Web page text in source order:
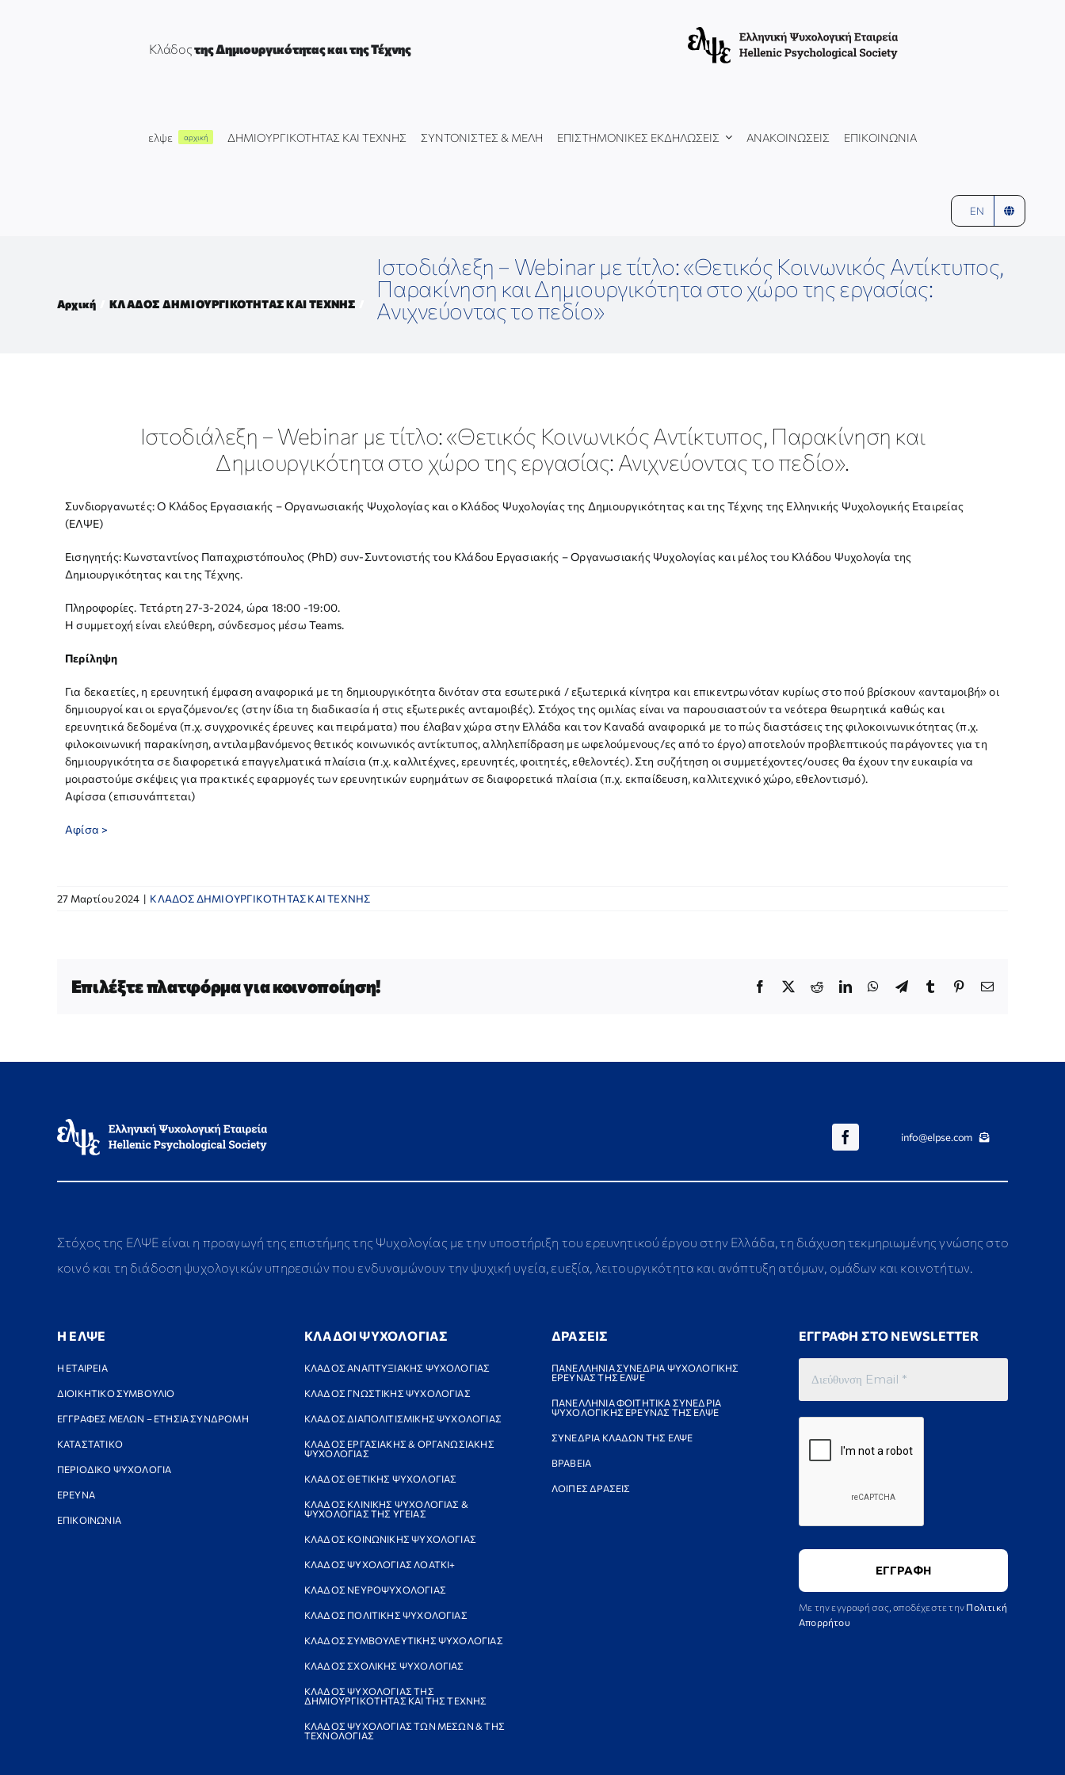
Κλάδοςτης Δημιουργικότητας και της Τέχνης
ελψε αρχική ΔΗΜΙΟΥΡΓΙΚΟΤΗΤΑΣ ΚΑΙ ΤΕΧΝΗΣ ΣΥΝΤΟΝΙΣΤΕΣ & ΜΕΛΗ ΕΠΙΣΤΗΜΟΝΙΚΕΣ ΕΚΔΗΛΩΣΕΙΣ ΑΝΑΚΟΙΝΩΣΕΙΣ ΕΠΙΚΟΙΝΩΝΙΑ
EN
Ιστοδιάλεξη – Webinar με τίτλο: «Θετικός Κοινωνικός Αντίκτυπος,
Παρακίνηση και Δημιουργικότητα στο χώρο της εργασίας:
Ανιχνεύοντας το πεδίο»
Αρχική ΚΛΑΔΟΣ ΔΗΜΙΟΥΡΓΙΚΟΤΗΤΑΣ ΚΑΙ ΤΕΧΝΗΣ
Ιστοδιάλεξη – Webinar με τίτλο: «Θετικός Κοινωνικός Αντίκτυπος, Παρακίνηση και
Δημιουργικότητα στο χώρο της εργασίας: Ανιχνεύοντας το πεδίο».
Συνδιοργανωτές: Ο Κλάδος Εργασιακής – Οργανωσιακής Ψυχολογίας και ο Κλάδος Ψυχολογίας της Δημιουργικότητας και της Τέχνης της Ελληνικής Ψυχολογικής Εταιρείας
(ΕΛΨΕ)
Εισηγητής: Κωνσταντίνος Παπαχριστόπουλος (PhD) συν-Συντονιστής του Κλάδου Εργασιακής – Οργανωσιακής Ψυχολογίας και μέλος του Κλάδου Ψυχολογία της
Δημιουργικότητας και της Τέχνης.
Πληροφορίες. Τετάρτη 27-3-2024, ώρα 18:00 -19:00.
Η συμμετοχή είναι ελεύθερη, σύνδεσμος μέσω Teams.
Περίληψη
Για δεκαετίες, η ερευνητική έμφαση αναφορικά με τη δημιουργικότητα δινόταν στα εσωτερικά / εξωτερικά κίνητρα και επικεντρωνόταν κυρίως στο πού βρίσκουν «ανταμοιβή» οι
δημιουργοί και οι εργαζόμενοι/ες (στην ίδια τη διαδικασία ή στις εξωτερικές ανταμοιβές). Στόχος της ομιλίας είναι να παρουσιαστούν τα νεότερα θεωρητικά καθώς και
ερευνητικά δεδομένα (π.χ. συγχρονικές έρευνες και πειράματα) που έλαβαν χώρα στην Ελλάδα και τον Καναδά αναφορικά με το πώς διαστάσεις της φιλοκοινωνικότητας (π.χ.
φιλοκοινωνική παρακίνηση, αντιλαμβανόμενος θετικός κοινωνικός αντίκτυπος, αλληλεπίδραση με ωφελούμενους/ες από το έργο) αποτελούν προβλεπτικούς παράγοντες για τη
δημιουργικότητα σε διαφορετικά επαγγελματικά πλαίσια (π.χ. καλλιτέχνες, ερευνητές, φοιτητές, εθελοντές). Στη συζήτηση οι συμμετέχοντες/ουσες θα έχουν την ευκαιρία να
μοιραστούμε σκέψεις για πρακτικές εφαρμογές των ερευνητικών ευρημάτων σε διαφορετικά πλαίσια (π.χ. εκπαίδευση, καλλιτεχνικό χώρο, εθελοντισμό).
Αφίσσα (επισυνάπτεται)
Αφίσα >
27 Μαρτίου 2024 | ΚΛΑΔΟΣ ΔΗΜΙΟΥΡΓΙΚΟΤΗΤΑΣ ΚΑΙ ΤΕΧΝΗΣ
Επιλέξτε πλατφόρμα για κοινοποίηση! Facebook
X RedditLinkedInWhatsApp
TelegramTumblr PinterestEmail
info@elpse.com
Στόχος της ΕΛΨΕ είναι η προαγωγή της επιστήμης της Ψυχολογίας με την υποστήριξη του ερευνητικού έργου στην Ελλάδα, τη διάχυση τεκμηριωμένης γνώσης στο
κοινό και τη διάδοση ψυχολογικών υπηρεσιών που ενδυναμώνουν την ψυχική υγεία, ευεξία, λειτουργικότητα και ανάπτυξη ατόμων, ομάδων και κοινοτήτων.
Η ΕΛΨΕ
Η ΕΤΑΙΡΕΙΑ
ΔΙΟΙΚΗΤΙΚΟ ΣΥΜΒΟΥΛΙΟ
ΕΓΓΡΑΦΕΣ ΜΕΛΩΝ – ΕΤΗΣΙΑ ΣΥΝΔΡΟΜΗ
ΚΑΤΑΣΤΑΤΙΚΟ
ΠΕΡΙΟΔΙΚΟ ΨΥΧΟΛΟΓΙΑ
ΕΡΕΥΝΑ
ΕΠΙΚΟΙΝΩΝΙΑ
ΚΛΑΔΟΙ ΨΥΧΟΛΟΓΙΑΣ
ΚΛΑΔΟΣ ΑΝΑΠΤΥΞΙΑΚΗΣ ΨΥΧΟΛΟΓΙΑΣ
ΚΛΑΔΟΣ ΓΝΩΣΤΙΚΗΣ ΨΥΧΟΛΟΓΙΑΣ
ΚΛΑΔΟΣ ΔΙΑΠΟΛΙΤΙΣΜΙΚΗΣ ΨΥΧΟΛΟΓΙΑΣ
ΚΛΑΔΟΣ ΕΡΓΑΣΙΑΚΗΣ & ΟΡΓΑΝΩΣΙΑΚΗΣ
ΨΥΧΟΛΟΓΙΑΣ
ΚΛΑΔΟΣ ΘΕΤΙΚΗΣ ΨΥΧΟΛΟΓΙΑΣ
ΚΛΑΔΟΣ ΚΛΙΝΙΚΗΣ ΨΥΧΟΛΟΓΙΑΣ &
ΨΥΧΟΛΟΓΙΑΣ ΤΗΣ ΥΓΕΙΑΣ
ΚΛΑΔΟΣ ΚΟΙΝΩΝΙΚΗΣ ΨΥΧΟΛΟΓΙΑΣ
ΚΛΑΔΟΣ ΨΥΧΟΛΟΓΙΑΣ ΛΟΑΤΚΙ+
ΚΛΑΔΟΣ ΝΕΥΡΟΨΥΧΟΛΟΓΙΑΣ
ΚΛΑΔΟΣ ΠΟΛΙΤΙΚΗΣ ΨΥΧΟΛΟΓΙΑΣ
ΚΛΑΔΟΣ ΣΥΜΒΟΥΛΕΥΤΙΚΗΣ ΨΥΧΟΛΟΓΙΑΣ
ΚΛΑΔΟΣ ΣΧΟΛΙΚΗΣ ΨΥΧΟΛΟΓΙΑΣ
ΚΛΑΔΟΣ ΨΥΧΟΛΟΓΙΑΣ ΤΗΣ
ΔΗΜΙΟΥΡΓΙΚΟΤΗΤΑΣ ΚΑΙ ΤΗΣ ΤΕΧΝΗΣ
ΚΛΑΔΟΣ ΨΥΧΟΛΟΓΙΑΣ ΤΩΝ ΜΕΣΩΝ & ΤΗΣ
ΤΕΧΝΟΛΟΓΙΑΣ
ΔΡΑΣΕΙΣ
ΠΑΝΕΛΛΗΝΙΑ ΣΥΝΕΔΡΙΑ ΨΥΧΟΛΟΓΙΚΗΣ
ΕΡΕΥΝΑΣ ΤΗΣ ΕΛΨΕ
ΠΑΝΕΛΛΗΝΙΑ ΦΟΙΤΗΤΙΚΑ ΣΥΝΕΔΡΙΑ
ΨΥΧΟΛΟΓΙΚΗΣ ΕΡΕΥΝΑΣ ΤΗΣ ΕΛΨΕ
ΣΥΝΕΔΡΙΑ ΚΛΑΔΩΝ ΤΗΣ ΕΛΨΕ
ΒΡΑΒΕΙΑ
ΛΟΙΠΕΣ ΔΡΑΣΕΙΣ
ΕΓΓΡΑΦΗ ΣΤΟ NEWSLETTER
Με την εγγραφή σας, αποδέχεστε την Πολιτική
Απορρήτου